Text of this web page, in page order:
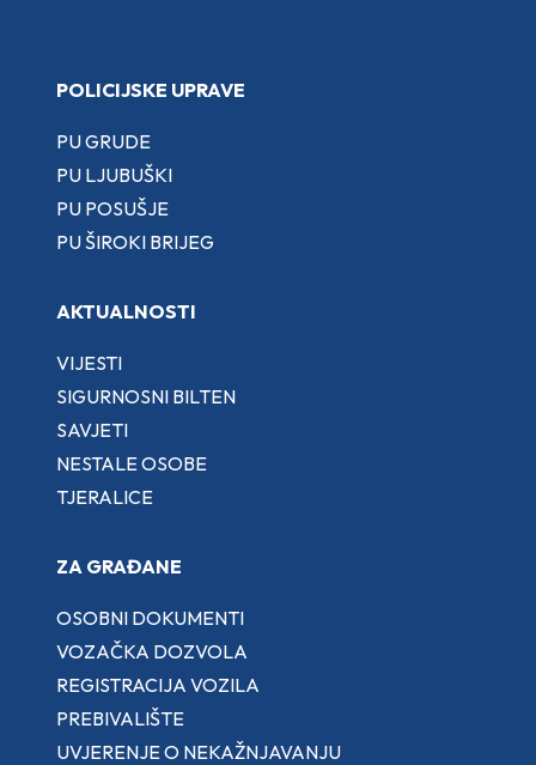
POLICIJSKE UPRAVE
PU GRUDE
PU LJUBUŠKI
PU POSUŠJE
PU ŠIROKI BRIJEG
AKTUALNOSTI
VIJESTI
SIGURNOSNI BILTEN
SAVJETI
NESTALE OSOBE
TJERALICE
ZA GRAĐANE
OSOBNI DOKUMENTI
VOZAČKA DOZVOLA
REGISTRACIJA VOZILA
PREBIVALIŠTE
UVJERENJE O NEKAŽNJAVANJU